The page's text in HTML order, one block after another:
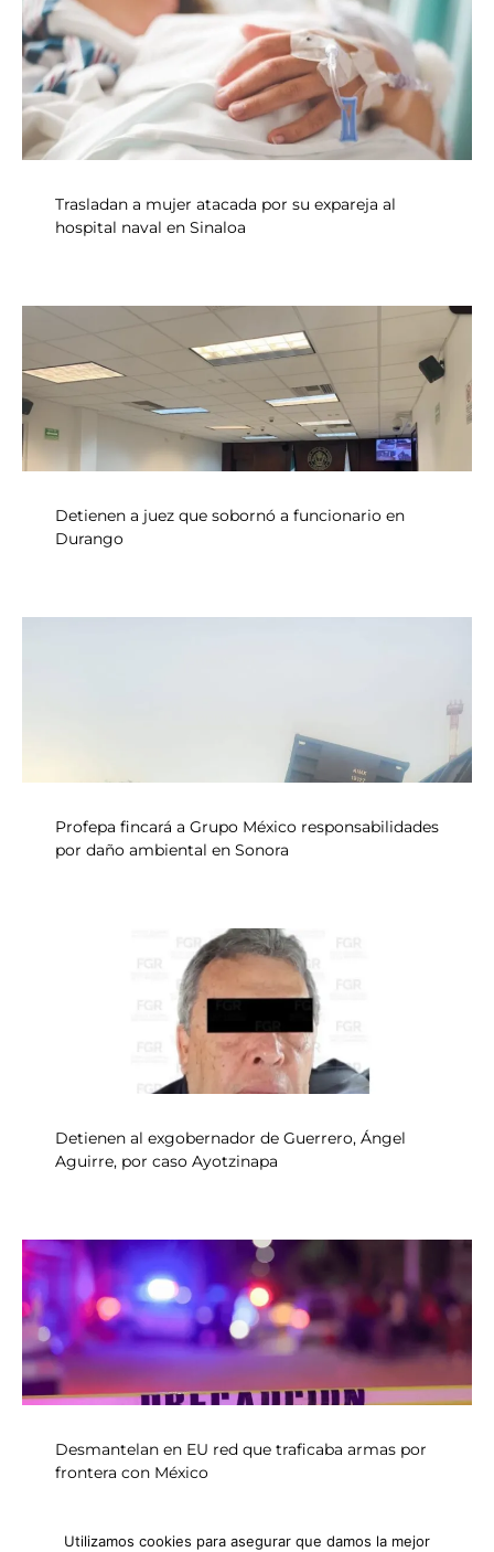
Trasladan a mujer atacada por su expareja al
hospital naval en Sinaloa
Detienen a juez que sobornó a funcionario en
Durango
Profepa fincará a Grupo México responsabilidades
por daño ambiental en Sonora
Detienen al exgobernador de Guerrero, Ángel
Aguirre, por caso Ayotzinapa
Desmantelan en EU red que traficaba armas por
frontera con México
Utilizamos cookies para asegurar que damos la mejor